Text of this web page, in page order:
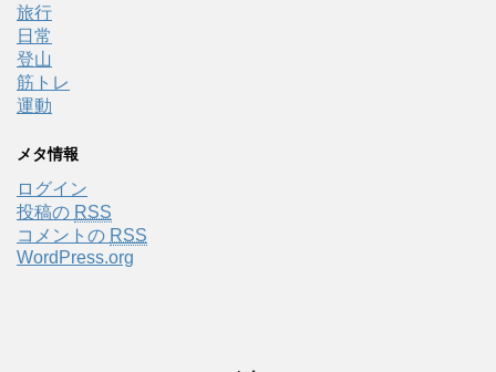
旅行
日常
登山
筋トレ
運動
メタ情報
ログイン
投稿の RSS
コメントの RSS
WordPress.org